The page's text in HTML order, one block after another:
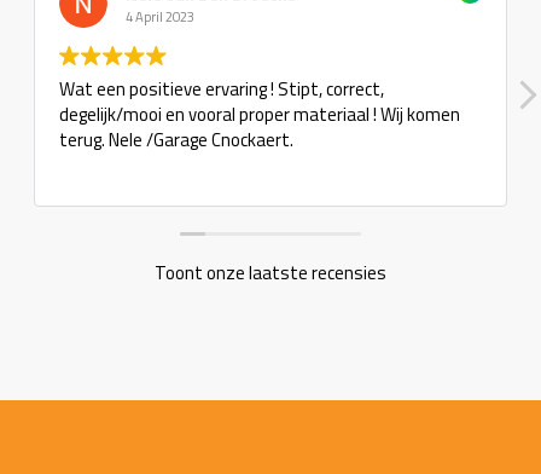
! Stipt, correct,
proper materiaal ! Wij komen
Cnockaert.
Super zaak, dit zijn nog
Toont onze laatste recensies